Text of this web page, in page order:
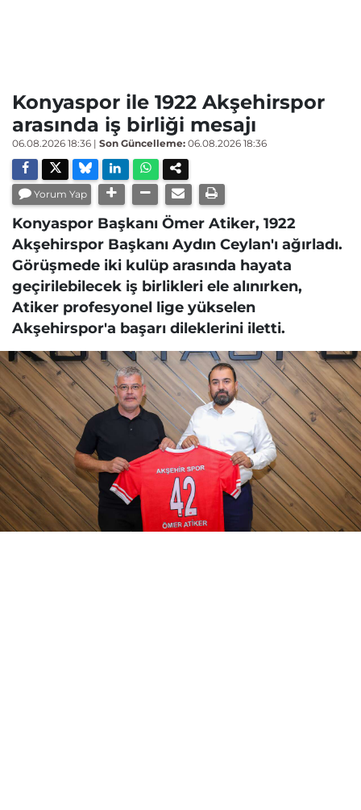
Konyaspor ile 1922 Akşehirspor
arasında iş birliği mesajı
06.08.2026 18:36 | Son Güncelleme: 06.08.2026 18:36
Yorum Yap
Konyaspor Başkanı Ömer Atiker, 1922
Akşehirspor Başkanı Aydın Ceylan'ı ağırladı.
Görüşmede iki kulüp arasında hayata
geçirilebilecek iş birlikleri ele alınırken,
Atiker profesyonel lige yükselen
Akşehirspor'a başarı dileklerini iletti.